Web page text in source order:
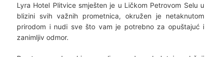
Lyra Hotel Plitvice smješten je u Ličkom Petrovom Selu u
blizini svih važnih prometnica, okružen je netaknutom
prirodom i nudi sve što vam je potrebno za opuštajuć i
zanimljiv odmor.